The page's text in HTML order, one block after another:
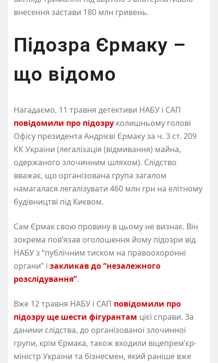
внесення застави 180 млн гривень.
Підозра Єрмаку –
що відомо
Нагадаємо, 11 травня детективи НАБУ і САП
повідомили про підозру колишньому голові
Офісу президента Андрієві Єрмаку за ч. 3 ст. 209
КК України (легалізація (відмивання) майна,
одержаного злочинним шляхом). Слідство
вважає, що організована група загалом
намагалася легалізувати 460 млн грн на елітному
будівництві під Києвом.
Сам Єрмак свою провину в цьому не визнає. Він
зокрема повʼязав оголошення йому підозри від
НАБУ з “публічним тиском на правоохоронні
органи” і закликав до “незалежного
розслідування”.
Вже 12 травня НАБУ і САП повідомили про
підозру ще шести фігурантам цієї справи. За
даними слідства, до організованої злочинної
групи, крім Єрмака, також входили віцепремʼєр-
міністр України та бізнесмен, який раніше вже